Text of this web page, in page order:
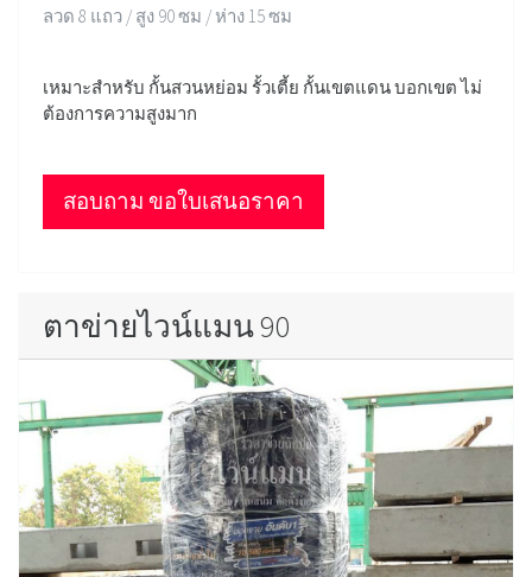
ลวด 8 แถว / สูง 90 ซม / ห่าง 15 ซม
เหมาะสำหรับ กั้นสวนหย่อม รั้วเตี้ย กั้นเขตแดน บอกเขต ไม่
ต้องการความสูงมาก
สอบถาม ขอใบเสนอราคา
ตาข่ายไวน์แมน 90